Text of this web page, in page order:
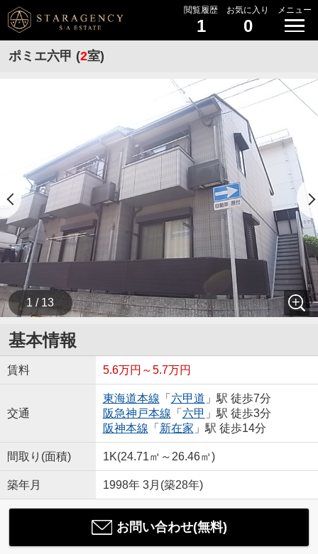
閲覧履歴
1
お気に入り
0
メニュー
ポミエ六甲 (2室)
1 / 13
基本情報
賃料 5.6万円～5.7万円
交通
東海道本線 「 六甲道 」駅 徒歩7分
阪急神戸本線 「 六甲 」駅 徒歩3分
阪神本線 「 新在家 」駅 徒歩14分
間取り(面積) 1K(24.71㎡～26.46㎡)
築年月 1998年 3月(築28年)
お問い合わせ(無料)